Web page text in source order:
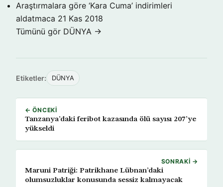
Araştırmalara göre ‘Kara Cuma’ indirimleri
aldatmaca 21 Kas 2018
Tümünü gör DÜNYA →
Etiketler: DÜNYA
← ÖNCEKI
Tanzanya’daki feribot kazasında ölü sayısı 207’ye
yükseldi
SONRAKI →
Maruni Patriği: Patrikhane Lübnan’daki
olumsuzluklar konusunda sessiz kalmayacak